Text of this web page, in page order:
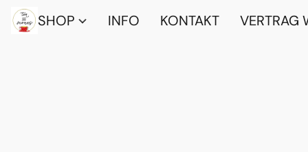
SHOP INFO KONTAKT VERTRAG